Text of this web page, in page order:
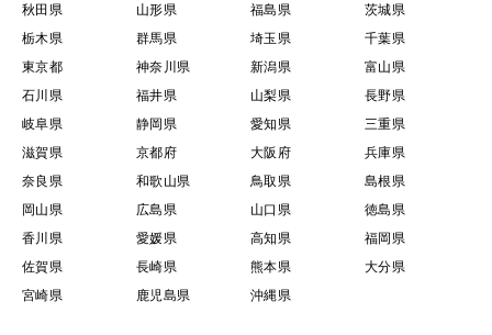
秋田県
山形県 福島県
茨城県
栃木県
群馬県 埼玉県
千葉県
東京都
神奈川県 新潟県
富山県
石川県
福井県 山梨県
長野県
岐阜県
静岡県 愛知県
三重県
滋賀県
京都府 大阪府
兵庫県
奈良県
和歌山県 鳥取県
島根県
岡山県
広島県 山口県
徳島県
香川県
愛媛県 高知県
福岡県
佐賀県
長崎県 熊本県
大分県
宮崎県
鹿児島県 沖縄県